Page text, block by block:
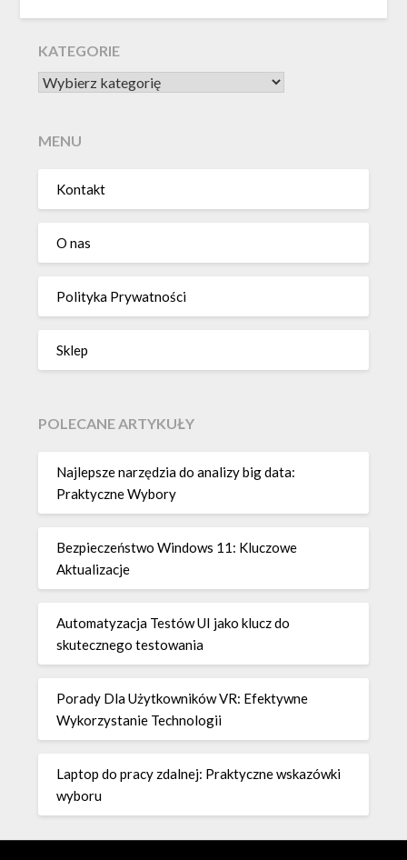
KATEGORIE
KATEGORIE
MENU
Kontakt
O nas
Polityka Prywatności
Sklep
POLECANE ARTYKUŁY
Najlepsze narzędzia do analizy big data:
Praktyczne Wybory
Bezpieczeństwo Windows 11: Kluczowe
Aktualizacje
Automatyzacja Testów UI jako klucz do
skutecznego testowania
Porady Dla Użytkowników VR: Efektywne
Wykorzystanie Technologii
Laptop do pracy zdalnej: Praktyczne wskazówki
wyboru